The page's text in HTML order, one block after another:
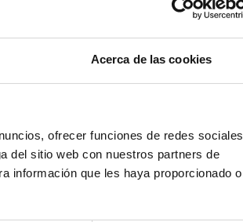
Acerca de las cookies
ofrecer funciones de redes sociales
del sitio web con nuestros partners de
información que les haya proporcionado o